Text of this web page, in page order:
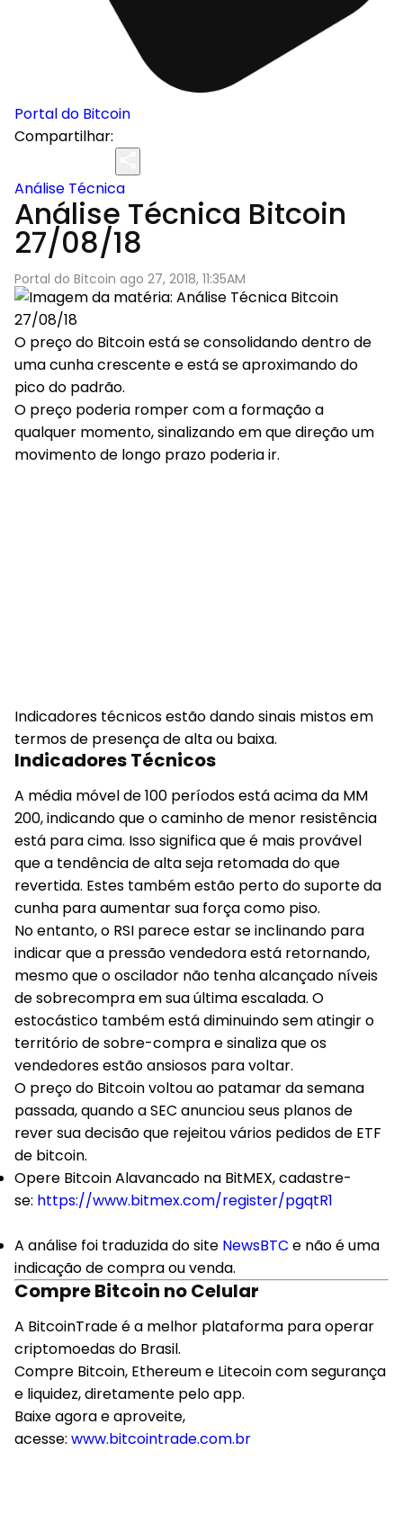
Portal do Bitcoin
Compartilhar:
Análise Técnica
Análise Técnica Bitcoin
27/08/18
Portal do Bitcoin ago 27, 2018, 11:35AM
O preço do Bitcoin está se consolidando dentro de
uma cunha crescente e está se aproximando do
pico do padrão.
O preço poderia romper com a formação a
qualquer momento, sinalizando em que direção um
movimento de longo prazo poderia ir.
Indicadores técnicos estão dando sinais mistos em
termos de presença de alta ou baixa.
Indicadores Técnicos
A média móvel de 100 períodos está acima da MM
200, indicando que o caminho de menor resistência
está para cima. Isso significa que é mais provável
que a tendência de alta seja retomada do que
revertida. Estes também estão perto do suporte da
cunha para aumentar sua força como piso.
No entanto, o RSI parece estar se inclinando para
indicar que a pressão vendedora está retornando,
mesmo que o oscilador não tenha alcançado níveis
de sobrecompra em sua última escalada. O
estocástico também está diminuindo sem atingir o
território de sobre-compra e sinaliza que os
vendedores estão ansiosos para voltar.
O preço do Bitcoin voltou ao patamar da semana
passada, quando a SEC anunciou seus planos de
rever sua decisão que rejeitou vários pedidos de ETF
de bitcoin.
Opere Bitcoin Alavancado na BitMEX, cadastre-
se: https://www.bitmex.com/register/pgqtR1
A análise foi traduzida do site NewsBTC e não é uma
indicação de compra ou venda.
Compre Bitcoin no Celular
A BitcoinTrade é a melhor plataforma para operar
criptomoedas do Brasil.
Compre Bitcoin, Ethereum e Litecoin com segurança
e liquidez, diretamente pelo app.
Baixe agora e aproveite,
acesse: www.bitcointrade.com.br